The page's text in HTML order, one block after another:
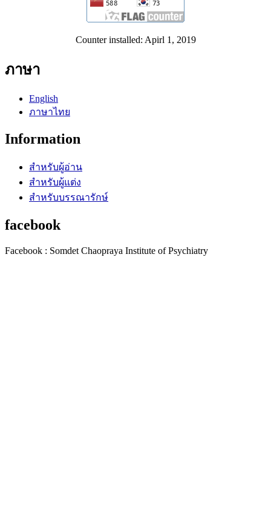
Counter installed: Apirl 1, 2019
ภาษา
English
ภาษาไทย
Information
สำหรับผู้อ่าน
สำหรับผู้แต่ง
สำหรับบรรณารักษ์
facebook
Facebook : Somdet Chaopraya Institute of Psychiatry